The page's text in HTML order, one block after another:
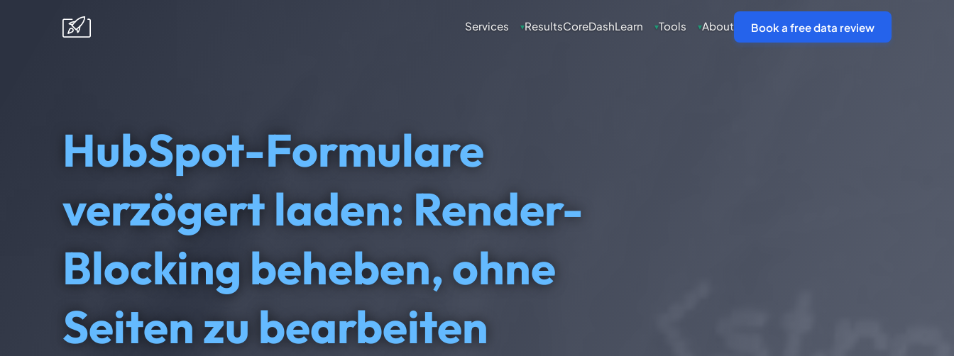
Services ▾ResultsCoreDashLearn ▾Tools ▾About Book a free data review
HubSpot-Formulare
verzögert laden: Render-
Blocking beheben, ohne
Seiten zu bearbeiten